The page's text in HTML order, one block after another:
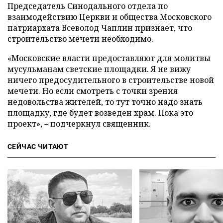
Председатель Синодального отдела по
взаимодействию Церкви и общества Московского
патриархата Всеволод Чаплин признает, что
строительство мечети необходимо.
«Московские власти предоставляют для молитвы
мусульманам светские площадки. Я не вижу
ничего предосудительного в строительстве новой
мечети. Но если смотреть с точки зрения
недовольства жителей, то тут точно надо знать
площадку, где будет возведен храм. Пока это
проект», – подчеркнул священник.
СЕЙЧАС ЧИТАЮТ